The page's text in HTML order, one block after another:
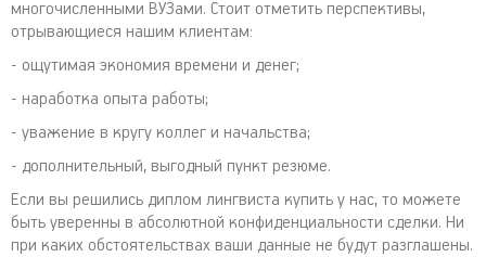
многочисленными ВУЗами. Стоит отметить перспективы,
отрывающиеся нашим клиентам:
- ощутимая экономия времени и денег;
- наработка опыта работы;
- уважение в кругу коллег и начальства;
- дополнительный, выгодный пункт резюме.
Если вы решились диплом лингвиста купить у нас, то можете
быть уверенны в абсолютной конфиденциальности сделки. Ни
при каких обстоятельствах ваши данные не будут разглашены.